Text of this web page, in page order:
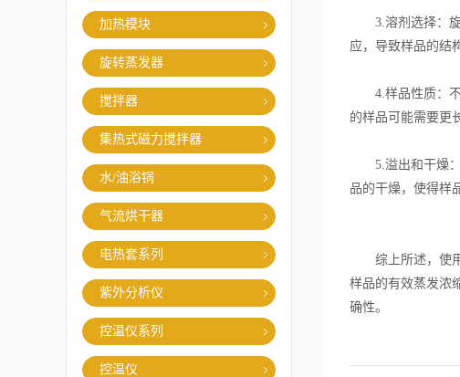
加热模块
旋转蒸发器
搅拌器
集热式磁力搅拌器
水/油浴锅
气流烘干器
电热套系列
紫外分析仪
控温仪系列
控温仪
3.溶剂选择：旋
应，导致样品的结
4.样品性质：不
的样品可能需要更
5.溢出和干燥：
品的干燥，使得样
综上所述，使
样品的有效蒸发浓
确性。